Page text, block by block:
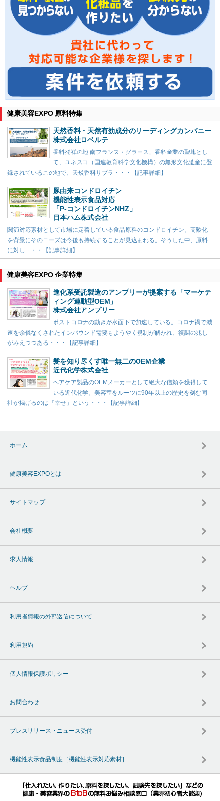
健康美容EXPO 原料特集
天然香料・天然有効成分のリーディングカンパニー
株式会社ロベルテ
香料発祥の地 南フランス・グラース。香料産業の聖地とし
て、ユネスコ（国連教育科学文化機構）の無形文化遺産に登
録されているこの地で、天然香料サプラ・・・【記事詳細】
豚由来コンドロイチン
機能性表示食品対応
「P-コンドロイチンNHZ」
日本ハム株式会社
関節対応素材として市場に定着している食品原料のコンドロイチン。高齢化
を背景にそのニーズは今後も持続することが見込まれる。そうした中、原料
に対し・・・【記事詳細】
健康美容EXPO 企業特集
進化系受託製造のアンプリーが提案する「マーケテ
ィング連動型OEM」
株式会社アンプリー
ポストコロナの動きが水面下で加速している。コロナ禍で減
速を余儀なくされたインバウンド需要もようやく規制が解かれ、復調の兆し
がみえつつある・・・【記事詳細】
髪を知り尽くす唯一無二のOEM企業
近代化学株式会社
ヘアケア製品のOEMメーカーとして絶大な信頼を獲得して
いる近代化学。美容室をルーツに90年以上の歴史を刻む同
社が掲げるのは「幸せ」という・・・【記事詳細】
ホーム
健康美容EXPOとは
サイトマップ
会社概要
求人情報
ヘルプ
利用者情報の外部送信について
利用規約
個人情報保護ポリシー
お問合わせ
プレスリリース・ニュース受付
機能性表示食品制度［機能性表示対応素材］